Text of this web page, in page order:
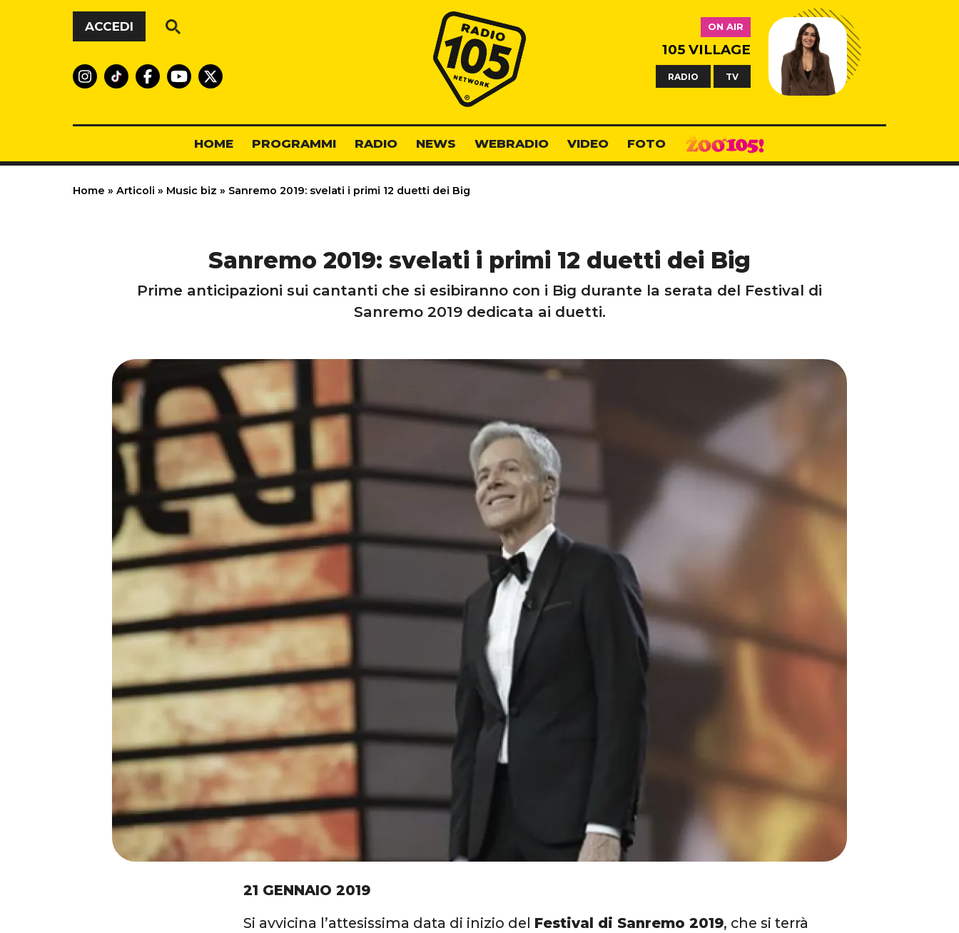
Vai al contenuto
ACCEDI
Radio 105
ON AIR
105 VILLAGE
RADIO TV
HOME PROGRAMMI RADIO NEWS WEBRADIO VIDEO FOTO
Home » Articoli » Music biz » Sanremo 2019: svelati i primi 12 duetti dei Big
Sanremo 2019: svelati i primi 12 duetti dei Big
Prime anticipazioni sui cantanti che si esibiranno con i Big durante la serata del Festival di
Sanremo 2019 dedicata ai duetti.
21 GENNAIO 2019
Si avvicina l’attesissima data di inizio del Festival di Sanremo 2019, che si terrà